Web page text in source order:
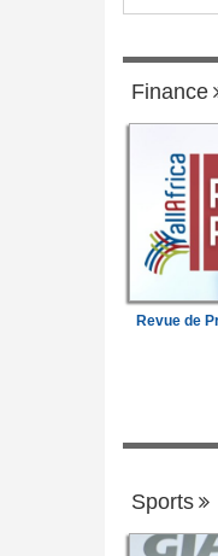
Finance
Revue de
Sports